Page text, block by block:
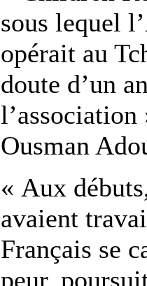
sous lequel
opérait au
doute d’un
Ousman
« Aux
avaient
Français se
peur,